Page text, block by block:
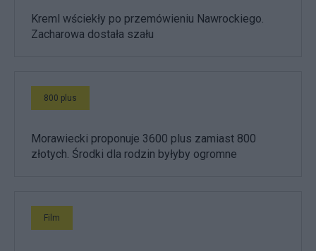
Kreml wściekły po przemówieniu Nawrockiego.
Zacharowa dostała szału
800 plus
Morawiecki proponuje 3600 plus zamiast 800
złotych. Środki dla rodzin byłyby ogromne
Film